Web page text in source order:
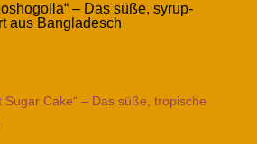
– Das süße, syrup-
aus Bangladesch